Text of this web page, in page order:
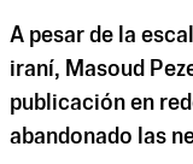
A pesar de la
iraní, Masoud
publicación en
abandonado las